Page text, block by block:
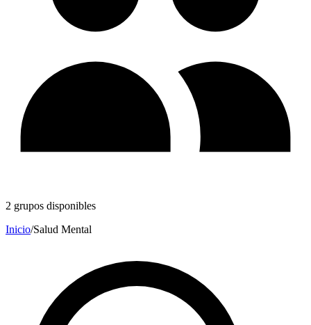
2 grupos disponibles
Inicio/Salud Mental